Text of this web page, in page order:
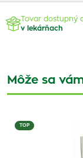
Tovar dostupný
v lekárňach
Môže sa
TOP